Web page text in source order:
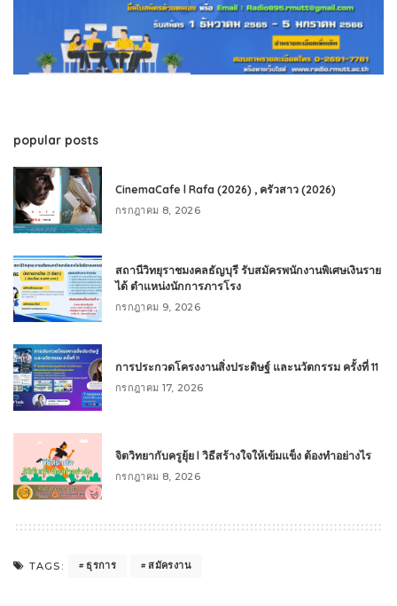
popular posts
CinemaCafe l Rafa (2026) , ครัวสาว (2026)
กรกฎาคม 8, 2026
สถานีวิทยุราชมงคลธัญบุรี รับสมัครพนักงานพิเศษเงินราย
ได้ ตำแหน่งนักการภารโรง
กรกฎาคม 9, 2026
การประกวดโครงงานสิ่งประดิษฐ์ และนวัตกรรม ครั้งที่ 11
กรกฎาคม 17, 2026
จิตวิทยากับครูยุ้ย l วิธีสร้างใจให้เข้มแข็ง ต้องทำอย่างไร
กรกฎาคม 8, 2026
TAGS: ธุรการ สมัครงาน